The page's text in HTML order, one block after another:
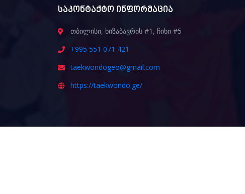
საკონტაქტო ინფორმაცია
თბილისი, ხიზაბავრის #1, ჩიხი #5
+995 551 071 421
taekwondogeo@gmail.com
https://taekwondo.ge/